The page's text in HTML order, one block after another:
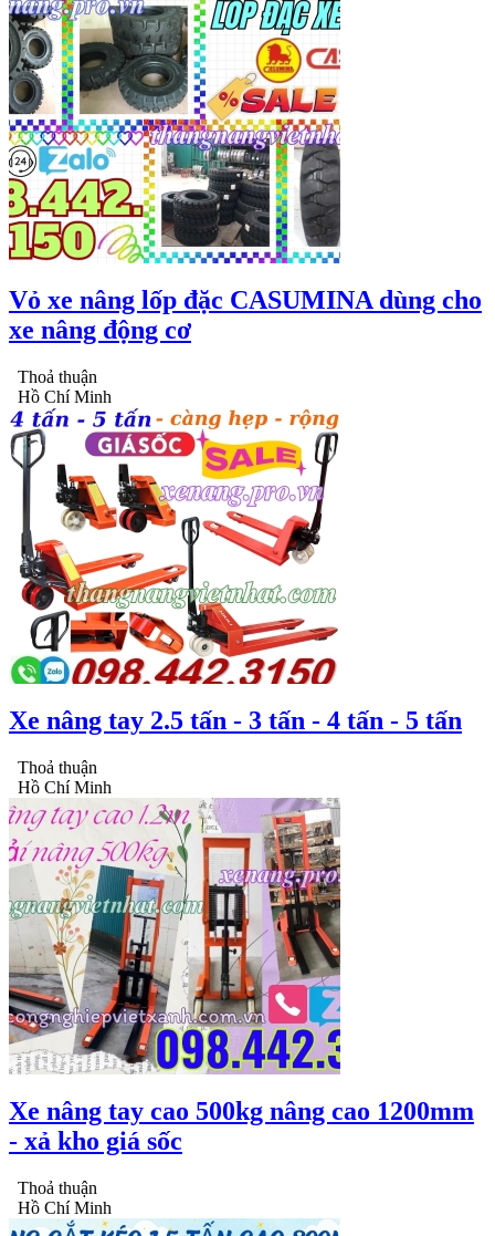
Vỏ xe nâng lốp đặc CASUMINA dùng cho
xe nâng động cơ
Thoả thuận
Hồ Chí Minh
Xe nâng tay 2.5 tấn - 3 tấn - 4 tấn - 5 tấn
Thoả thuận
Hồ Chí Minh
Xe nâng tay cao 500kg nâng cao 1200mm
- xả kho giá sốc
Thoả thuận
Hồ Chí Minh